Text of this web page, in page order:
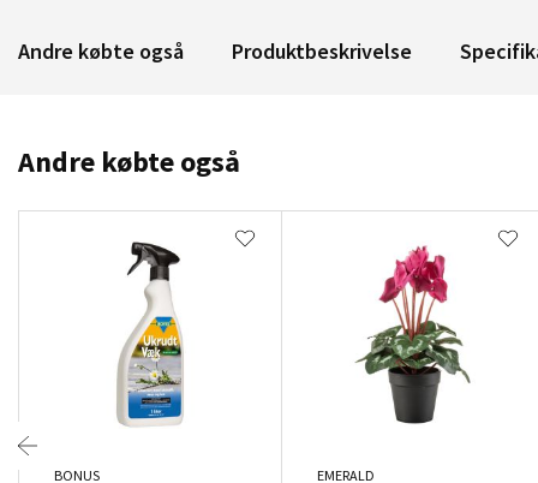
Andre købte også Produktbeskrivelse
Andre købte også
BONUS EMERALD